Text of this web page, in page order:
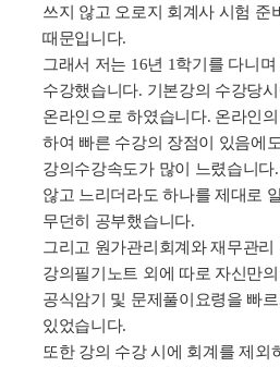
쓰지 않고 오로지 회계사 시험 준
때문입니다.
그래서 저는 16년 1학기를 다니
수강했습니다. 기본강의 수강당
온라인으로 하였습니다. 온라인
하여 빠른 수강의 장점이 있음에도
강의수강속도가 많이 느렸습니다.
않고 느리더라도 하나를 제대로
무던히 공부했습니다.
그리고 원가관리회계와 재무관리
강의필기노트 외에 따로 자신만
공식암기 및 문제풀이요령을 빠
있었습니다.
또한 강의 수강 시에 회계를 제외